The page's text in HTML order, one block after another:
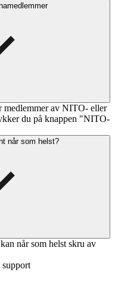
medlemmer av NITO- eller
du på knappen "NITO-
når som helst?
når som helst skru av